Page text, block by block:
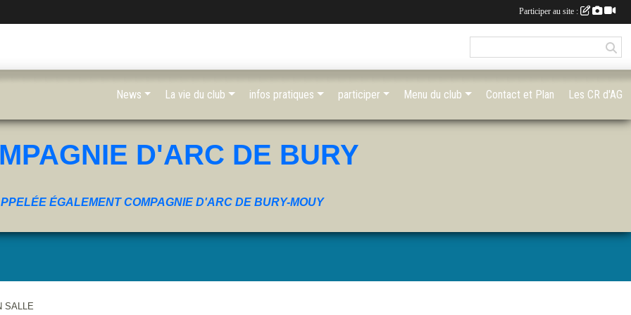
D'ARC DE BURY
ÉGALEMENT COMPAGNIE D'ARC DE BURY-MOUY
SALLE
News La vie du club infos pratiques participer Menu du club Contact et Plan Les CR d'AG
Participer au site :